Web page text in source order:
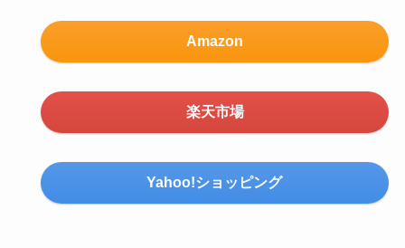
Amazon
楽天市場
Yahoo!ショッピング